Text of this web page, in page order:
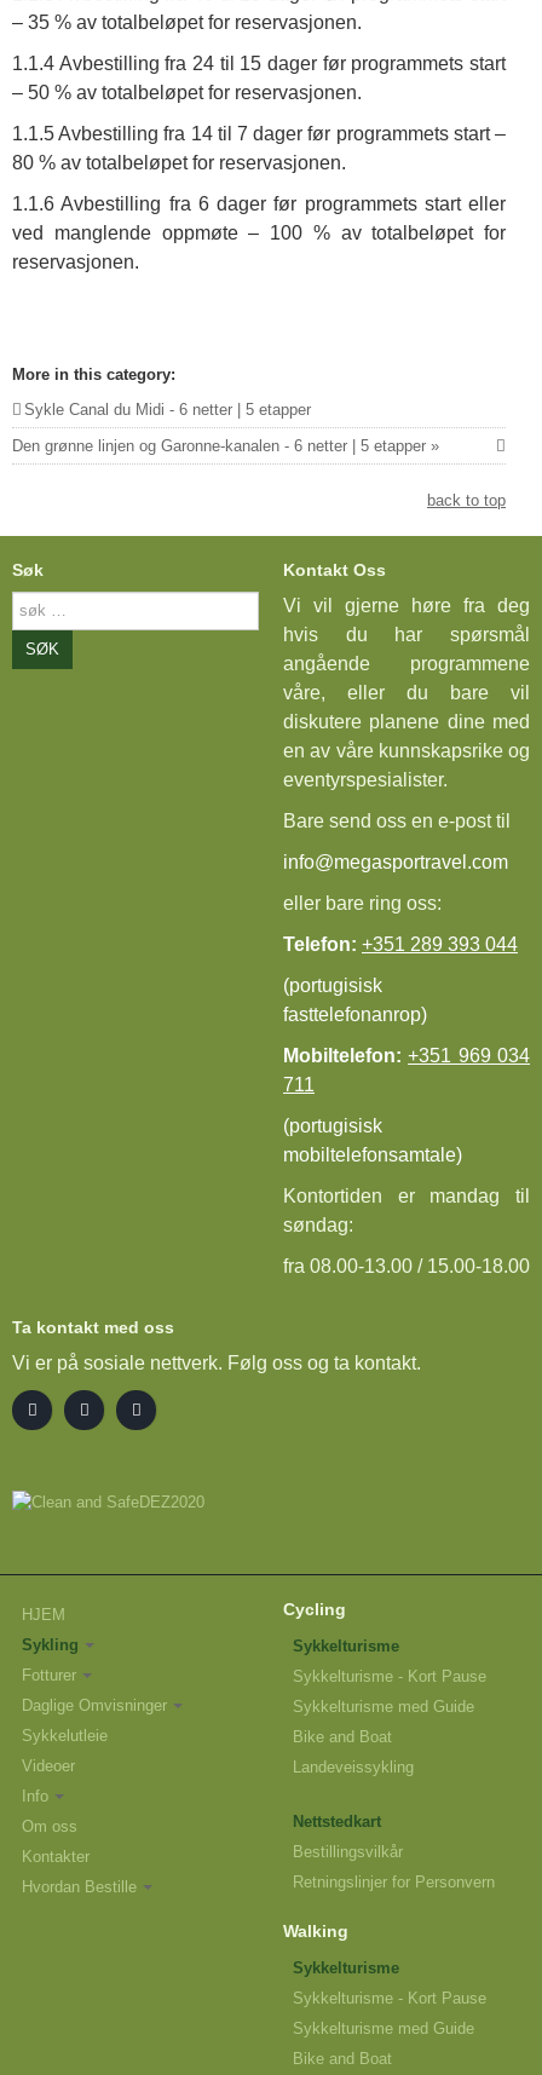
– 35 % av totalbeløpet for reservasjonen.
1.1.4 Avbestilling fra 24 til 15 dager før programmets start
– 50 % av totalbeløpet for reservasjonen.
1.1.5 Avbestilling fra 14 til 7 dager før programmets start –
80 % av totalbeløpet for reservasjonen.
1.1.6 Avbestilling fra 6 dager før programmets start eller
ved manglende oppmøte – 100 % av totalbeløpet for
reservasjonen.
More in this category:
Sykle Canal du Midi - 6 netter | 5 etapper
Den grønne linjen og Garonne-kanalen - 6 netter | 5 etapper »
back to top
Søk
…
SØK
Kontakt Oss
Vi vil gjerne høre fra deg
hvis du har spørsmål
angående programmene
våre, eller du bare vil
diskutere planene dine med
en av våre kunnskapsrike og
eventyrspesialister.
Bare send oss en e-post til
info@megasportravel.com
eller bare ring oss:
Telefon: +351 289 393 044
(portugisisk
fasttelefonanrop)
Mobiltelefon: +351 969 034
711
(portugisisk
mobiltelefonsamtale)
Kontortiden er mandag til
søndag:
fra 08.00-13.00 / 15.00-18.00
Ta kontakt med oss
Vi er på sosiale nettverk. Følg oss og ta kontakt.
HJEM
Sykling
Fotturer
Daglige Omvisninger
Sykkelutleie
Videoer
Info
Om oss
Kontakter
Hvordan Bestille
Cycling
Sykkelturisme
Sykkelturisme - Kort Pause
Sykkelturisme med Guide
Bike and Boat
Landeveissykling
Nettstedkart
Bestillingsvilkår
Retningslinjer for Personvern
Walking
Sykkelturisme
Sykkelturisme - Kort Pause
Sykkelturisme med Guide
Bike and Boat